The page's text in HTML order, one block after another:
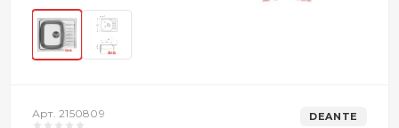
Арт. 2150809 DEANTE